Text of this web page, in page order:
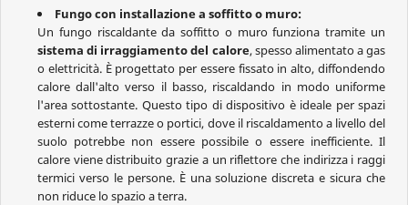
Fungo con installazione a soffitto o muro:
Un fungo riscaldante da soffitto o muro funziona tramite un
sistema di irraggiamento del calore, spesso alimentato a gas
o elettricità. È progettato per essere fissato in alto, diffondendo
calore dall'alto verso il basso, riscaldando in modo uniforme
l'area sottostante. Questo tipo di dispositivo è ideale per spazi
esterni come terrazze o portici, dove il riscaldamento a livello del
suolo potrebbe non essere possibile o essere inefficiente. Il
calore viene distribuito grazie a un riflettore che indirizza i raggi
termici verso le persone. È una soluzione discreta e sicura che
non riduce lo spazio a terra.